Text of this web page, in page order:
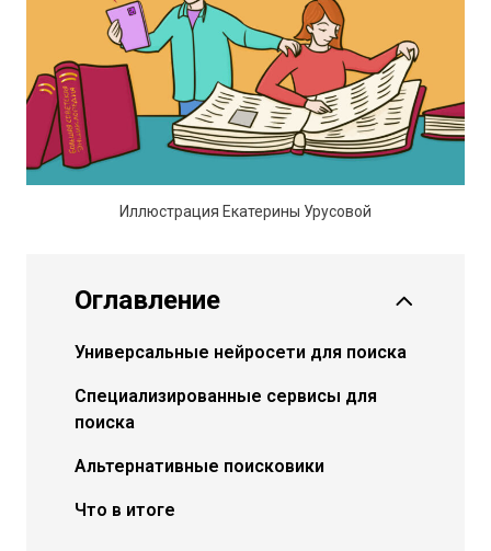
Иллюстрация Екатерины Урусовой
Оглавление
Универсальные нейросети для поиска
Специализированные сервисы для
поиска
Альтернативные поисковики
Что в итоге